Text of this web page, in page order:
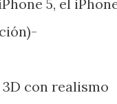
5, el
con realismo